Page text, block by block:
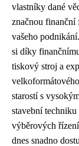
vlastníky dané
značnou
vašeho
si díky
tiskový stroj a
starostí s
stavební
výběrových
dnes snadno